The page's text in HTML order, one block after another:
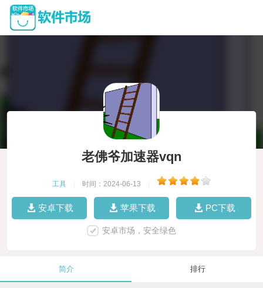
老佛爷加速器vqn
工具 时间：2024-06-13
安卓下载 苹果下载 PC下载
安卓市场，安全绿色
简介 排行